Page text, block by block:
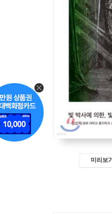
미리보기